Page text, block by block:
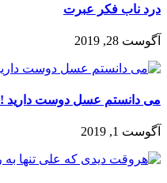
درد ناب فکر عبرت
آگوست 28, 2019
می دانستم عسل دوست دارید !
آگوست 1, 2019